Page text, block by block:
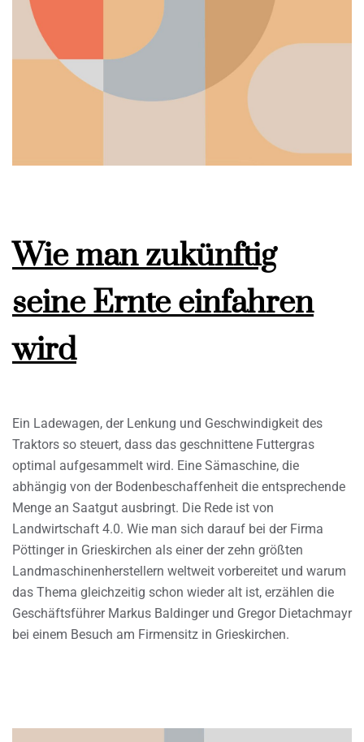
Wie man zukünftig
seine Ernte einfahren
wird
Ein Ladewagen, der Lenkung und Geschwindigkeit des
Traktors so steuert, dass das geschnittene Futtergras
optimal aufgesammelt wird. Eine Sämaschine, die
abhängig von der Bodenbeschaffenheit die entsprechende
Menge an Saatgut ausbringt. Die Rede ist von
Landwirtschaft 4.0. Wie man sich darauf bei der Firma
Pöttinger in Grieskirchen als einer der zehn größten
Landmaschinenherstellern weltweit vorbereitet und warum
das Thema gleichzeitig schon wieder alt ist, erzählen die
Geschäftsführer Markus Baldinger und Gregor Dietachmayr
bei einem Besuch am Firmensitz in Grieskirchen.